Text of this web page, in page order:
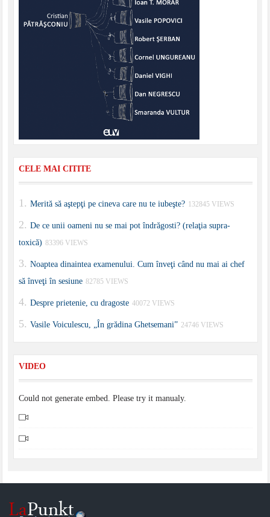
CELE MAI CITITE
Merită să aştepţi pe cineva care nu te iubeşte? 132845 VIEWS
De ce unii oameni nu se mai pot îndrăgosti? (relaţia supra-
toxică) 83396 VIEWS
Noaptea dinaintea examenului. Cum înveţi când nu mai ai chef
să înveţi în sesiune 82785 VIEWS
Despre prietenie, cu dragoste 40072 VIEWS
Vasile Voiculescu, „În grădina Ghetsemani” 24746 VIEWS
VIDEO
Could not generate embed. Please try it manualy.